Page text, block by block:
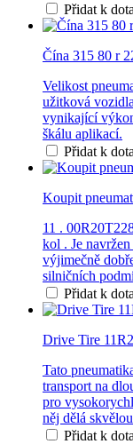
Přidat k
Čína 315 80 r
Velikost
užitková
vynikající
škálu aplikací.
Přidat k
Koupit
11 .
kol . Je
výjimečně
silničních
Přidat k
Drive Tire
Tato
transport na
pro
něj dělá
Přidat k